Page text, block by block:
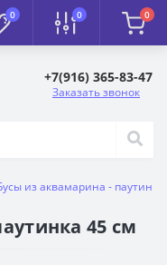
0 0 0
+7(916) 365-83-47
Заказать звонок
из аквамарина -
45 см